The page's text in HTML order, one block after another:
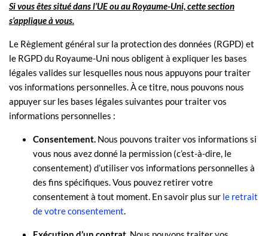
Si vous êtes situé dans l’UE ou au Royaume-Uni, cette section
s’applique à vous.
Le Règlement général sur la protection des données (RGPD) et
le RGPD du Royaume-Uni nous obligent à expliquer les bases
légales valides sur lesquelles nous nous appuyons pour traiter
vos informations personnelles. À ce titre, nous pouvons nous
appuyer sur les bases légales suivantes pour traiter vos
informations personnelles :
Consentement. Nous pouvons traiter vos informations si
vous nous avez donné la permission (c’est-à-dire, le
consentement) d’utiliser vos informations personnelles à
des fins spécifiques. Vous pouvez retirer votre
consentement à tout moment. En savoir plus sur le retrait
de votre consentement.